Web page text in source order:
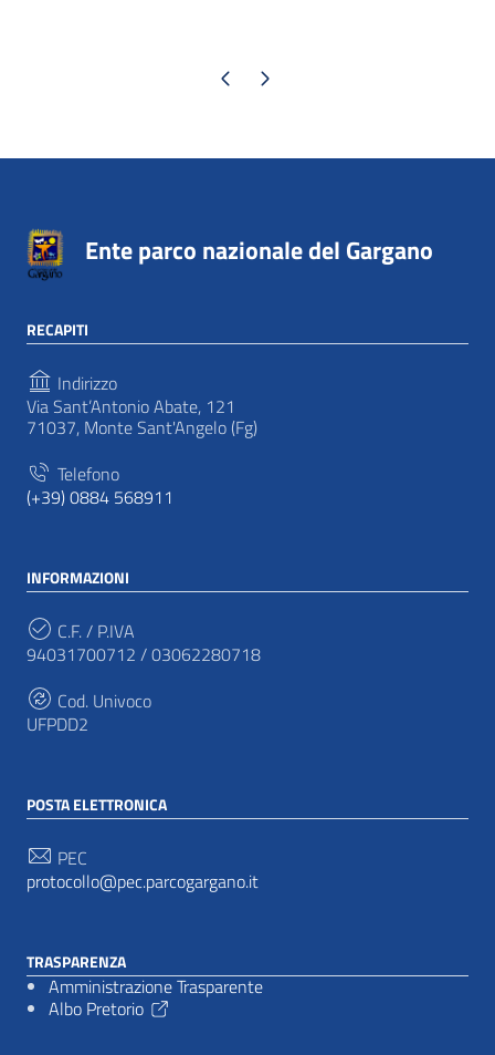
Pagina precedente
Pagina successiva
Ente parco nazionale del Gargano
RECAPITI
Indirizzo
Via Sant’Antonio Abate, 121
71037, Monte Sant'Angelo (Fg)
Telefono
(+39) 0884 568911
INFORMAZIONI
C.F. / P.IVA
94031700712 / 03062280718
Cod. Univoco
UFPDD2
POSTA ELETTRONICA
PEC
protocollo@pec.parcogargano.it
TRASPARENZA
Amministrazione Trasparente
Albo Pretorio